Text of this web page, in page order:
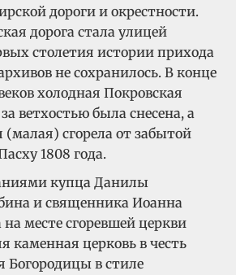
дороги и окрестности.
дорога стала улицей
столетия истории прихода
не сохранилось. В конце
холодная Покровская
ветхостью была снесена, а
(малая) сгорела от забытой
1808 года.
купца Данилы
и священника Иоанна
месте сгоревшей церкви
каменная церковь в честь
Богородицы в стиле